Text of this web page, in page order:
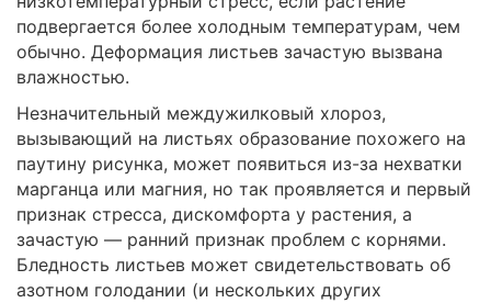
подвергается более холодным температурам, чем
обычно. Деформация листьев зачастую вызвана
влажностью.
Незначительный междужилковый хлороз,
вызывающий на листьях образование похожего на
паутину рисунка, может появиться из-за нехватки
марганца или магния, но так проявляется и первый
признак стресса, дискомфорта у растения, а
зачастую — ранний признак проблем с корнями.
Бледность листьев может свидетельствовать об
азотном голодании (и нескольких других